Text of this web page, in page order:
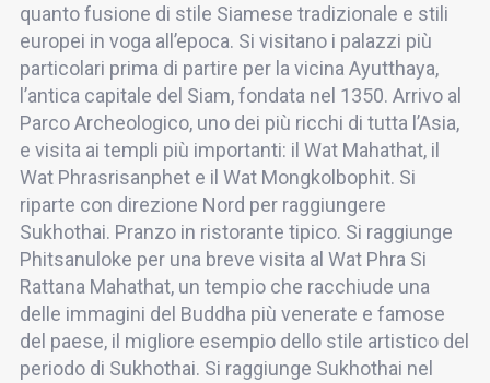
quanto fusione di stile Siamese tradizionale e stili
europei in voga all’epoca. Si visitano i palazzi più
particolari prima di partire per la vicina Ayutthaya,
l’antica capitale del Siam, fondata nel 1350. Arrivo al
Parco Archeologico, uno dei più ricchi di tutta l’Asia,
e visita ai templi più importanti: il Wat Mahathat, il
Wat Phrasrisanphet e il Wat Mongkolbophit. Si
riparte con direzione Nord per raggiungere
Sukhothai. Pranzo in ristorante tipico. Si raggiunge
Phitsanuloke per una breve visita al Wat Phra Si
Rattana Mahathat, un tempio che racchiude una
delle immagini del Buddha più venerate e famose
del paese, il migliore esempio dello stile artistico del
periodo di Sukhothai. Si raggiunge Sukhothai nel